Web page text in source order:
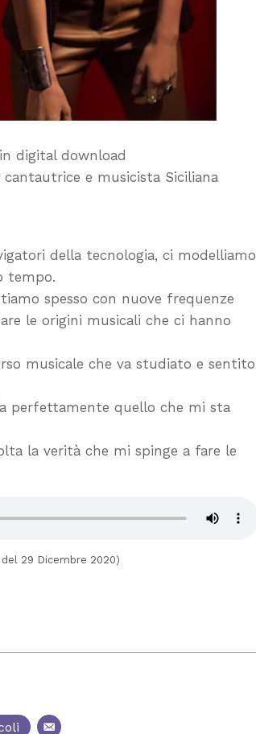
digital download
cantautrice e musicista Siciliana
della tecnologia, ci modelliamo
tempo.
spesso con nuove frequenze
le origini musicali che ci hanno
musicale che va studiato e sentito
perfettamente quello che mi sta
la verità che mi spinge a fare le
29 Dicembre 2020)